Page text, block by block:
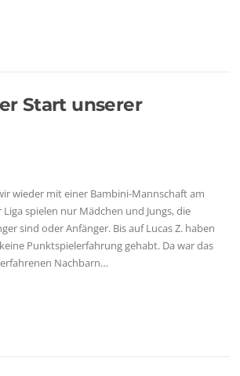
Start unserer
wieder mit einer Bambini-Mannschaft am
spielen nur Mädchen und Jungs, die
sind oder Anfänger. Bis auf Lucas Z. haben
Punktspielerfahrung gehabt. Da war das
Nachbarn…